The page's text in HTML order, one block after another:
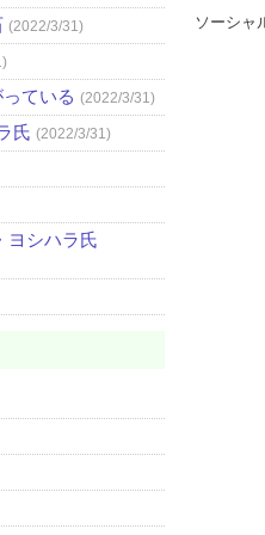
(2022/3/31)
ている (2022/3/31)
氏 (2022/3/31)
ヨシハラ氏
ソーシャ